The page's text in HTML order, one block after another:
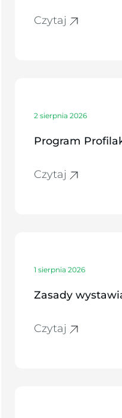
Czytaj
2 sierpnia 2026
Program
Czytaj
1 sierpnia 2026
Zasady
Czytaj